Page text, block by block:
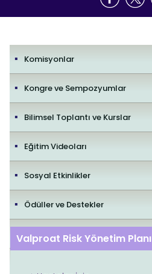
Komisyonlar
Kongre ve Sempozyumlar
Bilimsel Toplantı ve Kurslar
Eğitim Videoları
Sosyal Etkinlikler
Ödüller ve Destekler
İletişim
Valproat Risk Yönetim Planı